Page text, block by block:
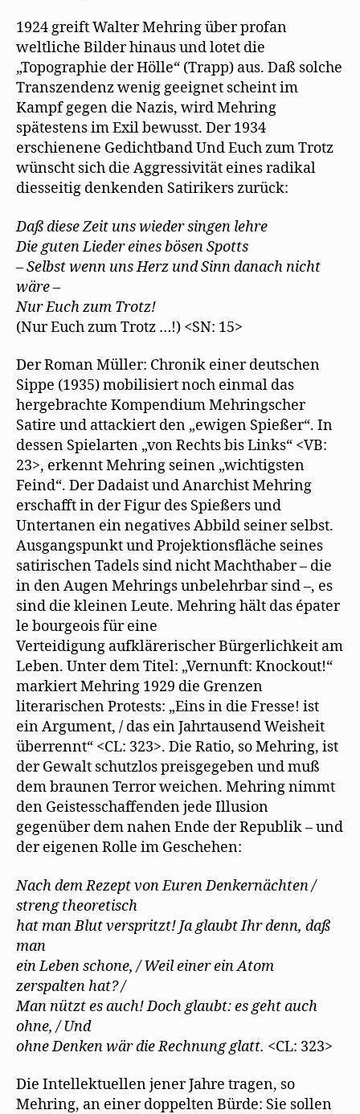
1924 greift Walter Mehring über profan
weltliche Bilder hinaus und lotet die
„Topographie der Hölle“ (Trapp) aus. Daß solche
Transzendenz wenig geeignet scheint im
Kampf gegen die Nazis, wird Mehring
spätestens im Exil bewusst. Der 1934
erschienene Gedichtband Und Euch zum Trotz
wünscht sich die Aggressivität eines radikal
diesseitig denkenden Satirikers zurück:
Daß diese Zeit uns wieder singen lehre
Die guten Lieder eines bösen Spotts
– Selbst wenn uns Herz und Sinn danach nicht
wäre –
Nur Euch zum Trotz!
(Nur Euch zum Trotz …!) <SN: 15>
Der Roman Müller: Chronik einer deutschen
Sippe (1935) mobilisiert noch einmal das
hergebrachte Kompendium Mehringscher
Satire und attackiert den „ewigen Spießer“. In
dessen Spielarten „von Rechts bis Links“ <VB:
23>, erkennt Mehring seinen „wichtigsten
Feind“. Der Dadaist und Anarchist Mehring
erschafft in der Figur des Spießers und
Untertanen ein negatives Abbild seiner selbst.
Ausgangspunkt und Projektionsfläche seines
satirischen Tadels sind nicht Machthaber – die
in den Augen Mehrings unbelehrbar sind –, es
sind die kleinen Leute. Mehring hält das épater
le bourgeois für eine
Verteidigung aufklärerischer Bürgerlichkeit am
Leben. Unter dem Titel: „Vernunft: Knockout!“
markiert Mehring 1929 die Grenzen
literarischen Protests: „Eins in die Fresse! ist
ein Argument, / das ein Jahrtausend Weisheit
überrennt“ <CL: 323>. Die Ratio, so Mehring, ist
der Gewalt schutzlos preisgegeben und muß
dem braunen Terror weichen. Mehring nimmt
den Geistesschaffenden jede Illusion
gegenüber dem nahen Ende der Republik – und
der eigenen Rolle im Geschehen:
Nach dem Rezept von Euren Denkernächten /
streng theoretisch
hat man Blut verspritzt! Ja glaubt Ihr denn, daß
man
ein Leben schone, / Weil einer ein Atom
zerspalten hat? /
Man nützt es auch! Doch glaubt: es geht auch
ohne, / Und
ohne Denken wär die Rechnung glatt. <CL: 323>
Die Intellektuellen jener Jahre tragen, so
Mehring, an einer doppelten Bürde: Sie sollen